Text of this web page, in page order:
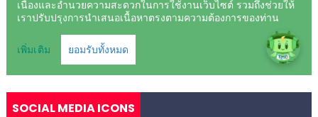
SOCIAL MEDIA ICONS